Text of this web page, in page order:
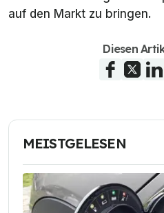
auf den Markt zu bringen.
Diesen
MEISTGELESEN